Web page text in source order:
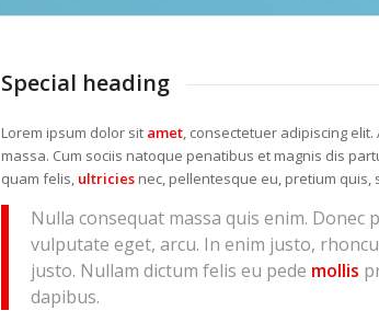
Special heading
Lorem ipsum dolor sit amet, consectetuer adipiscing
massa. Cum sociis natoque penatibus et magnis dis
quam felis, ultricies nec, pellentesque eu, pretium quis,
Nulla consequat massa quis enim. Donec
vulputate eget, arcu. In enim justo,
justo. Nullam dictum felis eu pede mollis
dapibus.